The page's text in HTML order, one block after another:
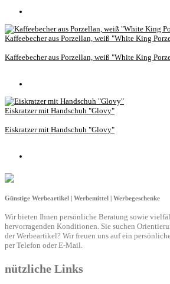
Kaffeebecher aus Porzellan, weiß "White King
Kaffeebecher aus Porzellan, weiß "White King
Eiskratzer mit Handschuh "Glovy"
Eiskratzer mit Handschuh "Glovy"
Günstige Werbeartikel | Werbemittel | Werbegeschenke
Wir bieten Ihnen persönliche Beratung sowie
hervorragenden Konditionen. Sie suchen
der Werbeartikel? Wir freuen uns auf ein
per Telefon oder E-Mail.
nützliche Links